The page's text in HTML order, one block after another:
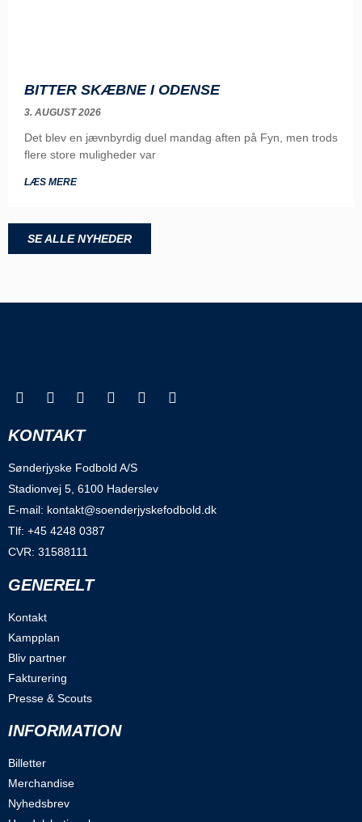
BITTER SKÆBNE I ODENSE
3. AUGUST 2026
Det blev en jævnbyrdig duel mandag aften på Fyn, men trods
flere store muligheder var
LÆS MERE
SE ALLE NYHEDER
KONTAKT
Sønderjyske Fodbold A/S
Stadionvej 5, 6100 Haderslev
E-mail: kontakt@soenderjyskefodbold.dk
Tlf: +45 4248 0387
CVR: 31588111
GENERELT
Kontakt
Kampplan
Bliv partner
Fakturering
Presse & Scouts
INFORMATION
Billetter
Merchandise
Nyhedsbrev